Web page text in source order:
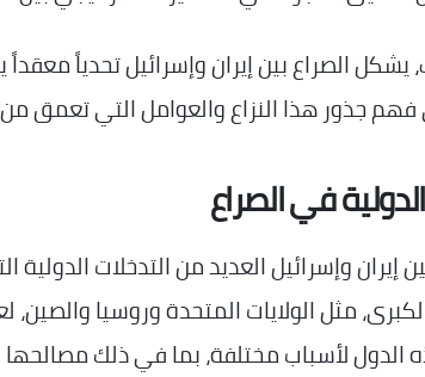
الصراع بين إيران وإسرائيل تحدياً
جذور هذا النزاع والعوامل التي تعمق من
في الصراع
وإسرائيل العديد من التدخلات الدولية
مثل الولايات المتحدة وروسيا والصين،
الدول لأسباب مختلفة، بما في ذلك